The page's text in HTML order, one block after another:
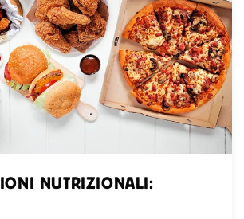
NUTRIZIONALI: